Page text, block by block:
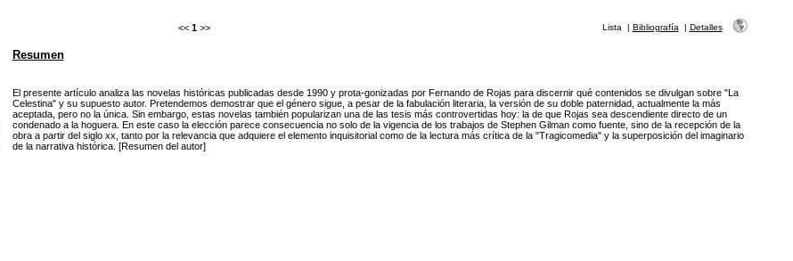
<< 1 >> Lista | Bibliografía | Detalles
Resumen
El presente artículo analiza las novelas históricas publicadas desde 1990 y prota-gonizadas por Fernando de Rojas para discernir qué contenidos se divulgan sobre "La
Celestina" y su supuesto autor. Pretendemos demostrar que el género sigue, a pesar de la fabulación literaria, la versión de su doble paternidad, actualmente la más
aceptada, pero no la única. Sin embargo, estas novelas también popularizan una de las tesis más controvertidas hoy: la de que Rojas sea descendiente directo de un
condenado a la hoguera. En este caso la elección parece consecuencia no solo de la vigencia de los trabajos de Stephen Gilman como fuente, sino de la recepción de la
obra a partir del siglo xx, tanto por la relevancia que adquiere el elemento inquisitorial como de la lectura más crítica de la "Tragicomedia" y la superposición del imaginario
de la narrativa histórica. [Resumen del autor]